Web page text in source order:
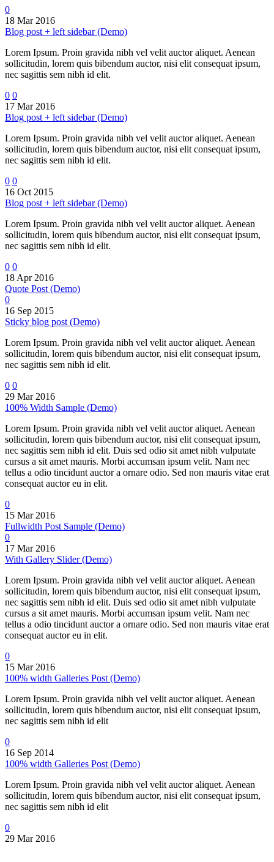
0
18 Mar 2016
Blog post + left sidebar (Demo)
Lorem Ipsum. Proin gravida nibh vel velit auctor aliquet. Aenean
sollicitudin, lorem quis bibendum auctor, nisi elit consequat ipsum,
nec sagittis sem nibh id elit.
0 0
17 Mar 2016
Blog post + left sidebar (Demo)
Lorem Ipsum. Proin gravida nibh vel velit auctor aliquet. Aenean
sollicitudin, lorem quis bibendum auctor, nisi elit consequat ipsum,
nec sagittis sem nibh id elit.
0 0
16 Oct 2015
Blog post + left sidebar (Demo)
Lorem Ipsum. Proin gravida nibh vel velit auctor aliquet. Aenean
sollicitudin, lorem quis bibendum auctor, nisi elit consequat ipsum,
nec sagittis sem nibh id elit.
0 0
18 Apr 2016
Quote Post (Demo)
0
16 Sep 2015
Sticky blog post (Demo)
Lorem Ipsum. Proin gravida nibh vel velit auctor aliquet. Aenean
sollicitudin, lorem quis bibendum auctor, nisi elit consequat ipsum,
nec sagittis sem nibh id elit.
0 0
29 Mar 2016
100% Width Sample (Demo)
Lorem Ipsum. Proin gravida nibh vel velit auctor aliquet. Aenean
sollicitudin, lorem quis bibendum auctor, nisi elit consequat ipsum,
nec sagittis sem nibh id elit. Duis sed odio sit amet nibh vulputate
cursus a sit amet mauris. Morbi accumsan ipsum velit. Nam nec
tellus a odio tincidunt auctor a ornare odio. Sed non mauris vitae erat
consequat auctor eu in elit.
0
15 Mar 2016
Fullwidth Post Sample (Demo)
0
17 Mar 2016
With Gallery Slider (Demo)
Lorem Ipsum. Proin gravida nibh vel velit auctor aliquet. Aenean
sollicitudin, lorem quis bibendum auctor, nisi elit consequat ipsum,
nec sagittis sem nibh id elit. Duis sed odio sit amet nibh vulputate
cursus a sit amet mauris. Morbi accumsan ipsum velit. Nam nec
tellus a odio tincidunt auctor a ornare odio. Sed non mauris vitae erat
consequat auctor eu in elit.
0
15 Mar 2016
100% width Galleries Post (Demo)
Lorem Ipsum. Proin gravida nibh vel velit auctor aliquet. Aenean
sollicitudin, lorem quis bibendum auctor, nisi elit consequat ipsum,
nec sagittis sem nibh id elit
0
16 Sep 2014
100% width Galleries Post (Demo)
Lorem Ipsum. Proin gravida nibh vel velit auctor aliquet. Aenean
sollicitudin, lorem quis bibendum auctor, nisi elit consequat ipsum,
nec sagittis sem nibh id elit
0
29 Mar 2016